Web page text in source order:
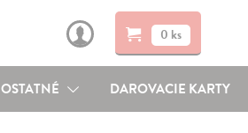
0 ks
OSTATNÉ DAROVACIE KARTY